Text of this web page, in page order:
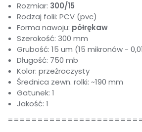
Rozmiar: 300/15
Rodzaj folii: PCV (pvc)
Forma nawoju: półrękaw
Szerokość: 300 mm
Grubość: 15 um (15 mikronów -
Długość: 750 mb
Kolor: przeźroczysty
Średnica zewn. rolki: ~190 mm
Gatunek: 1
Jakość: 1